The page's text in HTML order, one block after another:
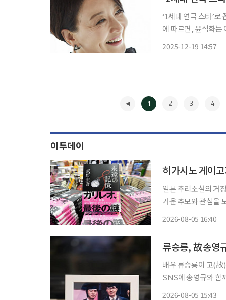
‘1세대 연극 스타’
에 따르면, 윤석화는
2025-12-19 14:57
1 2 3 4
이투데이
히가시노 게이
일본 추리소설의 거
거운 추모와 관심을 모았다. 5일 일본 아사히신문 등에 따르면 히가
2026-08-05 16:40
류승룡, 故송영
배우 류승룡이 고(故) 송영
SNS에 송영규와 함
2026-08-05 15:43